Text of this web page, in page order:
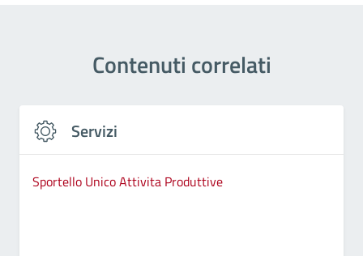
Contenuti correlati
Servizi
Sportello Unico Attivita Produttive